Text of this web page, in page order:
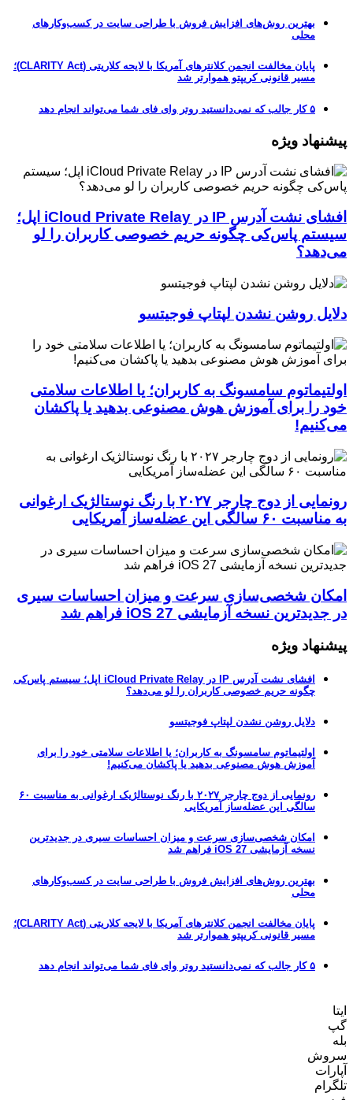
بهترین روش‌های افزایش فروش با طراحی سایت در کسب‌وکارهای
محلی
پایان مخالفت انجمن کلانترهای آمریکا با لایحه کلاریتی (CLARITY Act)؛
مسیر قانونی کریپتو هموارتر شد
۵ کار جالب که نمی‌دانستید روتر وای فای شما می‌تواند انجام دهد
پیشنهاد ویژه
افشای نشت آدرس IP در iCloud Private Relay اپل؛
سیستم پاس‌کی چگونه حریم خصوصی کاربران را لو
می‌دهد؟
دلایل روشن نشدن لپتاپ فوجیتسو
اولتیماتوم سامسونگ به کاربران؛ یا اطلاعات سلامتی
خود را برای آموزش هوش مصنوعی بدهید یا پاکشان
می‌کنیم!
رونمایی از دوج چارجر ۲۰۲۷ با رنگ نوستالژیک ارغوانی
به مناسبت ۶۰ سالگی این عضله‌ساز آمریکایی
امکان شخصی‌سازی سرعت و میزان احساسات سیری
در جدیدترین نسخه آزمایشی iOS 27 فراهم شد
پیشنهاد ویژه
افشای نشت آدرس IP در iCloud Private Relay اپل؛ سیستم پاس‌کی
چگونه حریم خصوصی کاربران را لو می‌دهد؟
دلایل روشن نشدن لپتاپ فوجیتسو
اولتیماتوم سامسونگ به کاربران؛ یا اطلاعات سلامتی خود را برای
آموزش هوش مصنوعی بدهید یا پاکشان می‌کنیم!
رونمایی از دوج چارجر ۲۰۲۷ با رنگ نوستالژیک ارغوانی به مناسبت ۶۰
سالگی این عضله‌ساز آمریکایی
امکان شخصی‌سازی سرعت و میزان احساسات سیری در جدیدترین
نسخه آزمایشی iOS 27 فراهم شد
بهترین روش‌های افزایش فروش با طراحی سایت در کسب‌وکارهای
محلی
پایان مخالفت انجمن کلانترهای آمریکا با لایحه کلاریتی (CLARITY Act)؛
مسیر قانونی کریپتو هموارتر شد
۵ کار جالب که نمی‌دانستید روتر وای فای شما می‌تواند انجام دهد
ایتا
گپ
بله
سروش
آپارات
تلگرام